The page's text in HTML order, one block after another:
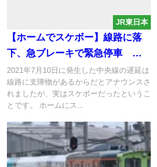
JR東日本
【ホームでスケボー】線路に落
下、急ブレーキで緊急停車 列
車遅延 中央線高円寺駅で
2021年7月10日に発生した中央線の遅延は
線路に支障物があるからだとアナウンスさ
れましたが、実はスケボーだったというこ
とです。 ホームにス...